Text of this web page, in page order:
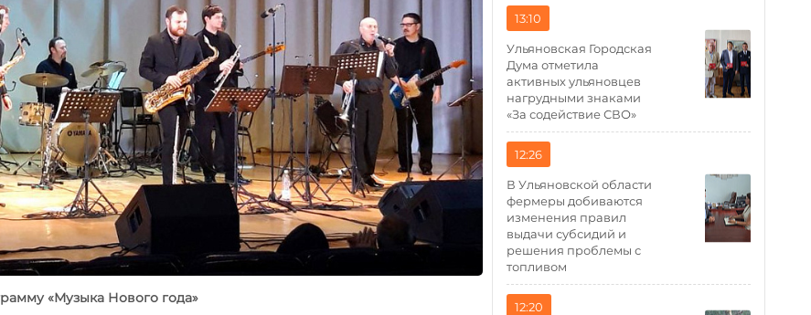
«Музыка Нового года»
13:10
Ульяновская Городская
Дума отметила
активных ульяновцев
нагрудными знаками
«За содействие СВО»
12:26
В Ульяновской области
фермеры добиваются
изменения правил
выдачи субсидий и
решения проблемы с
топливом
12:20